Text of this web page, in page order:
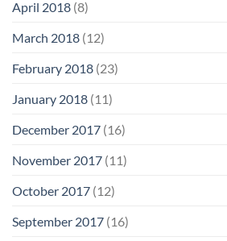
April 2018 (8)
March 2018 (12)
February 2018 (23)
January 2018 (11)
December 2017 (16)
November 2017 (11)
October 2017 (12)
September 2017 (16)